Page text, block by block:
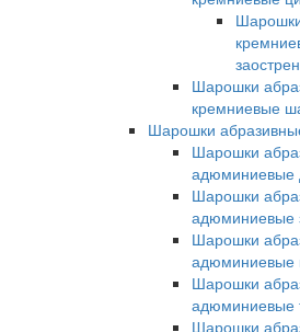
Шарошки
кремниевые
Шарошки
Шарошки
адюминиевые
Шарошки
адюминиевые
Шарошки
адюминиевые
Шарошки
адюминиевые
Шарошки